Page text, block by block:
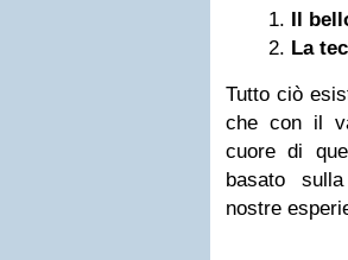
Il
La
Tutto ciò
che con il
cuore di
basato
nostre